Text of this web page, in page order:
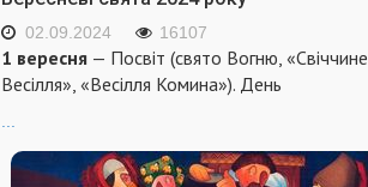
02.09.2024 16107
1 вересня — Посвіт (свято Вогню, «Свіччине
Весілля», «Весілля Комина»). День
...